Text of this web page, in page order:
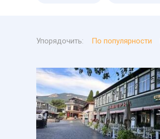
Упорядочить: По популярности